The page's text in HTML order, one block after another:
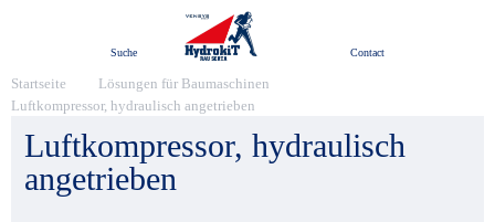
Suche Contact
Startseite
Lösungen für Baumaschinen
Luftkompressor, hydraulisch angetrieben
Luftkompressor, hydraulisch
angetrieben